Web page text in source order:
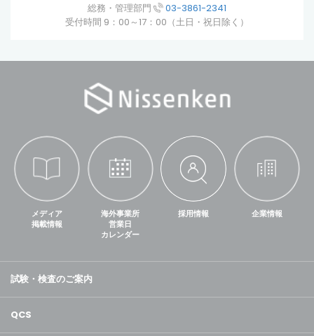
総務・管理部門
03-3861-2341
受付時間 9：00～17：00（土日・祝日除く）
メディア
掲載情報
海外事業所
営業日
カレンダー
採用情報 企業情報
試験・検査のご案内
QCS